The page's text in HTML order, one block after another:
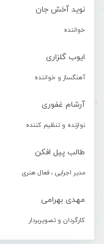
نوید آخش جان
خواننده
ایوب گلزاری
آهنگساز و خواننده
آرشام غفوری
نوازنده و تنظیم کننده
طالب پیل افکن
مدیر اجرایی ، فعال هنری
مهدی بهرامی
کارگردان و تصویربردار